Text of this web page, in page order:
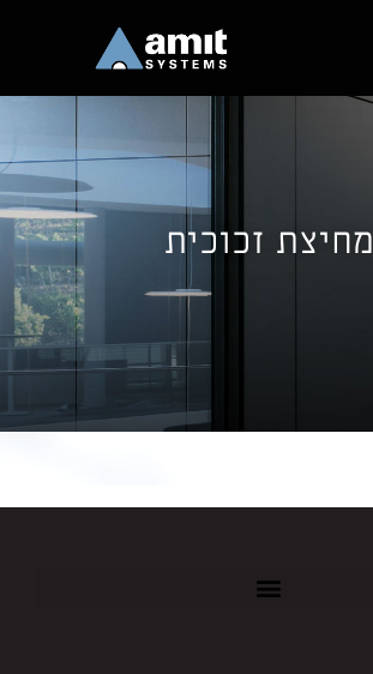
מחיצת זכוכית